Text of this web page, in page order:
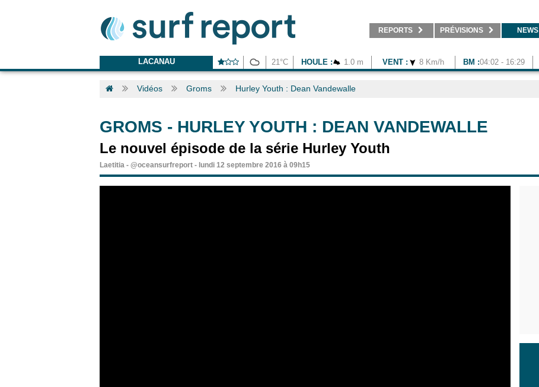
REPORTS PRÉVISIONS NEWS
LACANAU 21°C HOULE : 1.0 m VENT : 8 Km/h BM :04:02 - 16:29
Vidéos Groms Hurley Youth : Dean Vandewalle
GROMS - HURLEY YOUTH : DEAN VANDEWALLE
Le nouvel épisode de la série Hurley Youth
Laetitia - @oceansurfreport - lundi 12 septembre 2016 à 09h15